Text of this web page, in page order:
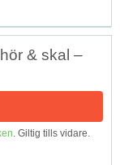
& skal –
. Giltig tills vidare.